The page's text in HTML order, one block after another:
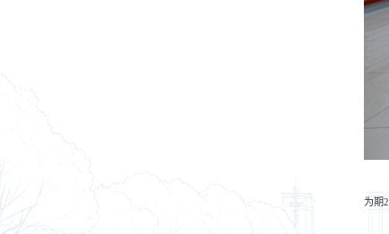
为期2